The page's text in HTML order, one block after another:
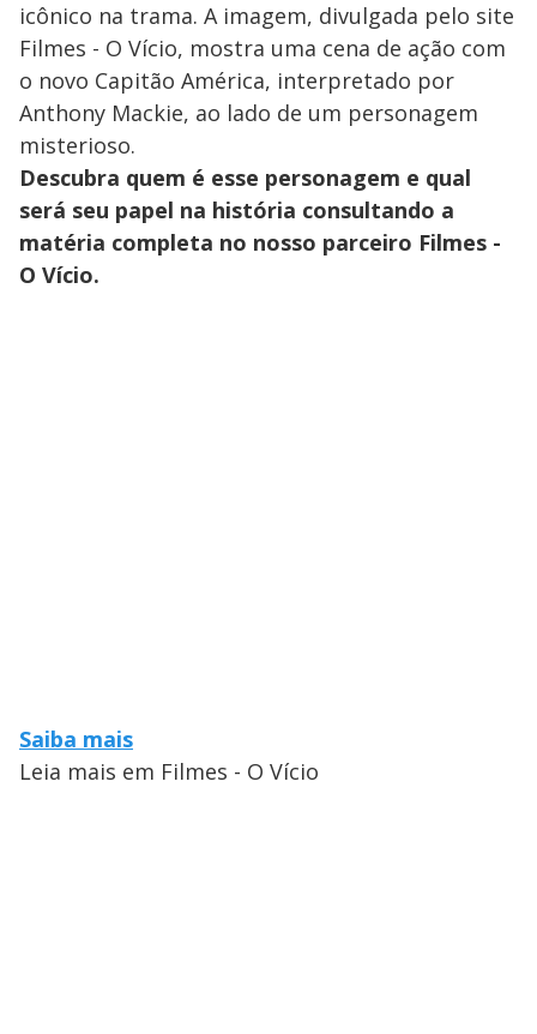
icônico na trama. A imagem, divulgada pelo site
Filmes - O Vício, mostra uma cena de ação com
o novo Capitão América, interpretado por
Anthony Mackie, ao lado de um personagem
misterioso.
Descubra quem é esse personagem e qual
será seu papel na história consultando a
matéria completa no nosso parceiro Filmes -
O Vício.
Saiba mais
Leia mais em Filmes - O Vício